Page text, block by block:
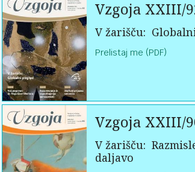
Vzgoja XXIII/
V žarišču:
Prelistaj me (PDF)
Vzgoja XXIII/
V žarišču:
daljavo